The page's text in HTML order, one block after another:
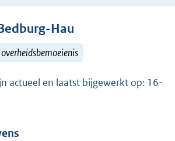
Hau
actueel en laatst bijgewerkt op: 16-